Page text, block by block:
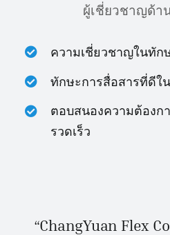
ผู้เชี่ยวชาญด้า
ความเชี่ยวชาญในทัก
ทักษะการสื่อสารที่ดีใ
ตอบสนองความต้องก
รวดเร็ว
“ChangYuan Flex